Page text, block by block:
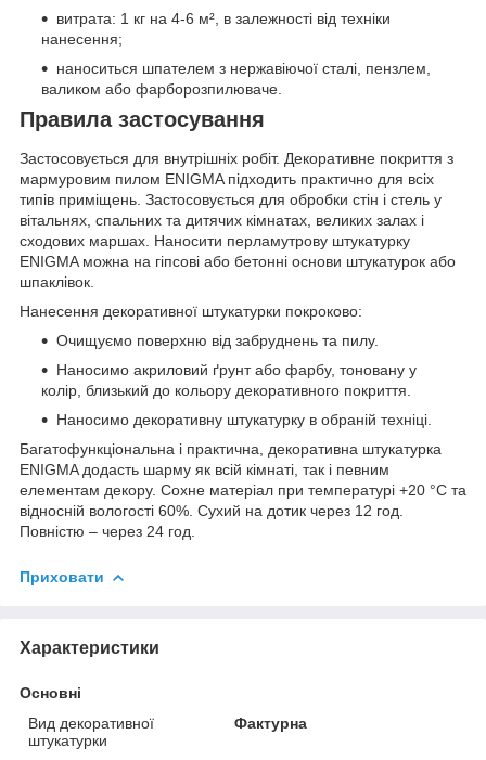
витрата: 1 кг на 4-6 м², в залежності від техніки
нанесення;
наноситься шпателем з нержавіючої сталі, пензлем,
валиком або фарборозпилюваче.
Правила застосування
Застосовується для внутрішніх робіт. Декоративне покриття з
мармуровим пилом ENIGMA підходить практично для всіх
типів приміщень. Застосовується для обробки стін і стель у
вітальнях, спальних та дитячих кімнатах, великих залах і
сходових маршах. Наносити перламутрову штукатурку
ENIGMA можна на гіпсові або бетонні основи штукатурок або
шпаклівок.
Нанесення декоративної штукатурки покроково:
Очищуємо поверхню від забруднень та пилу.
Наносимо акриловий ґрунт або фарбу, тоновану у
колір, близький до кольору декоративного покриття.
Наносимо декоративну штукатурку в обраній техніці.
Багатофункціональна і практична, декоративна штукатурка
ENIGMA додасть шарму як всій кімнаті, так і певним
елементам декору. Сохне матеріал при температурі +20 °C та
відносній вологості 60%. Сухий на дотик через 12 год.
Повністю – через 24 год.
Приховати
Характеристики
Основні
Вид декоративної
штукатурки
Фактурна